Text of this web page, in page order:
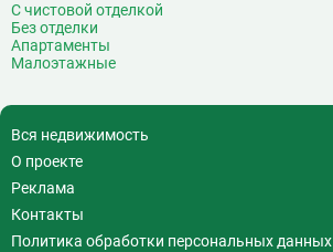
С чистовой отделкой
Без отделки
Апартаменты
Малоэтажные
Вся недвижимость
О проекте
Реклама
Контакты
Политика обработки персональных данных